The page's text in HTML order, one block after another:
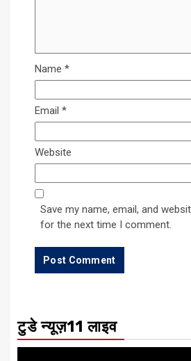
Name *
Email *
Website
Save my name, email, and
for the next time I comment.
टुडे न्यूज़11 लाइव